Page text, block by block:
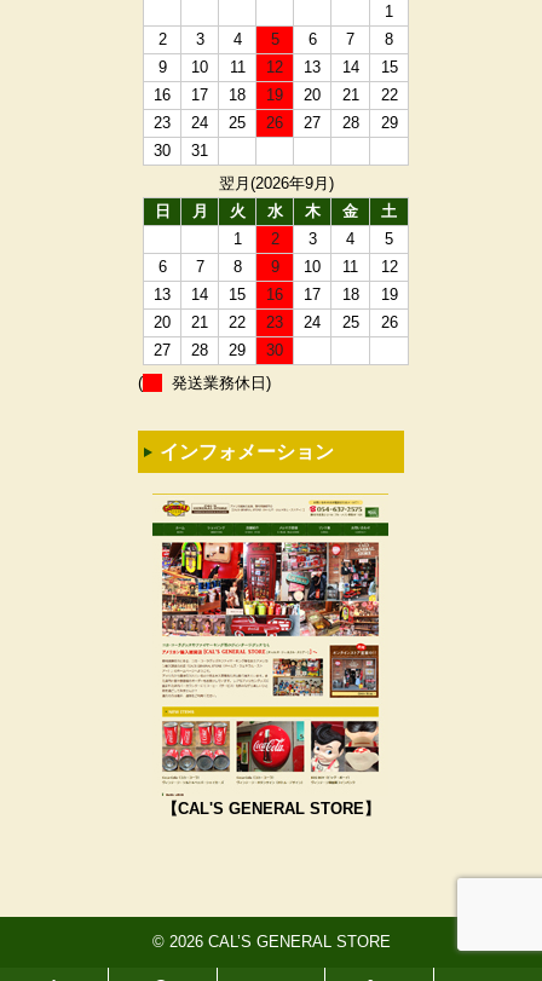
1
2
3 4 5 6 7
8
9
10 11 12 13 14
15
16
17 18 19 20 21
22
23
24 25 26 27 28
29
30
31
翌月(2026年9月)
日
月 火 水 木 金
土
1
2 3 4
5
6
7 8 9 10 11
12
13
14 15 16 17 18
19
20
21 22 23 24 25
26
27
28 29
30
(
発送業務休日)
インフォメーション
【CAL'S GENERAL STORE】
© 2026 CAL’S GENERAL STORE